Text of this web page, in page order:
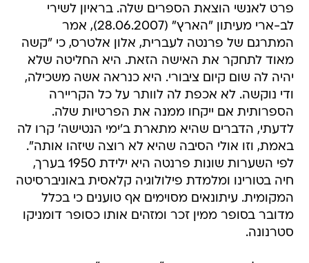
פרט לאנשי הוצאת הספרים שלה. בראיון לשירי
לב-ארי מעיתון "הארץ" (28.06.2007), אמר
המתרגם של פרנטה לעברית, אלון אלטרס, כי "קשה
מאוד לתחקר את האישה הזאת. היא החליטה שלא
יהיה לה שום קיום ציבורי. היא כנראה אשה משכילה,
ודי נוקשה. לא אכפת לה לוותר על כל הקריירה
הספרותית אם ייקחו ממנה את הפרטיות שלה.
לדעתי, הדברים שהיא מתארת ב'ימי הנטישה' קרו לה
באמת, וזו אולי הסיבה שהיא לא רוצה שיזהו אותה".
לפי השערות שונות פרנטה היא ילידת 1950 בערך,
חיה בטורינו ומלמדת פילולוגיה קלאסית באוניברסיטה
המקומית. עיתונאים מסוימים אף טוענים כי בכלל
מדובר בסופר ממין זכר ומזהים אותו כסופר דומניקו
סטרנונה.